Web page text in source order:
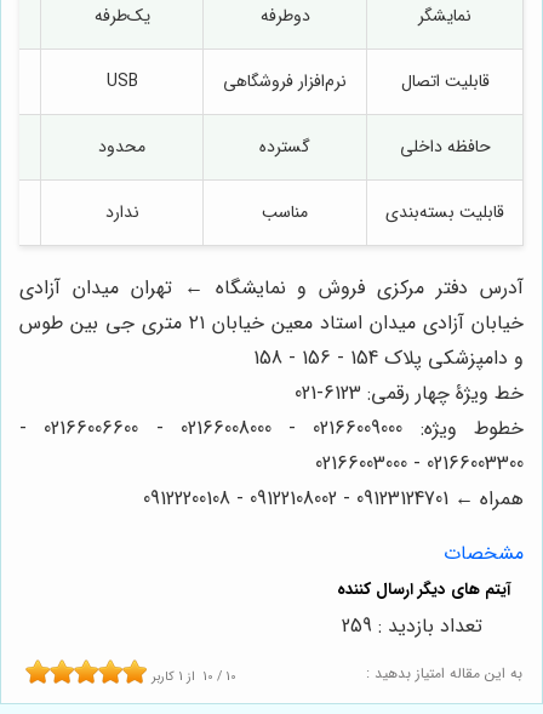
نمایشگر دوطرفه یک‌طرفه
قابلیت اتصال نرم‌افزار فروشگاهی USB
حافظه داخلی گسترده محدود
قابلیت بسته‌بندی مناسب ندارد
آدرس دفتر مرکزی فروش و نمایشگاه ← تهران میدان آزادی
خیابان آزادی میدان استاد معین خیابان ۲۱ متری جی بین طوس
و دامپزشکی پلاک 154 - 156 - 158
خط ویژۀ چهار رقمی: 6123-021
خطوط ویژه: 02166009000 - 02166008000 - 02166006600 -
02166003300 - 02166003000
همراه ← 09123124701 - 09122108002 - 09122200108
مشخصات
به این مقاله امتیاز بدهید : 10 / 10 از 1 کاربر
تعداد بازدید : 259